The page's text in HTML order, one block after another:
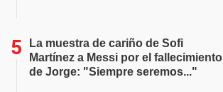
La muestra de cariño de Sofi
Martínez a Messi por el fallecimiento
de Jorge: "Siempre seremos..."